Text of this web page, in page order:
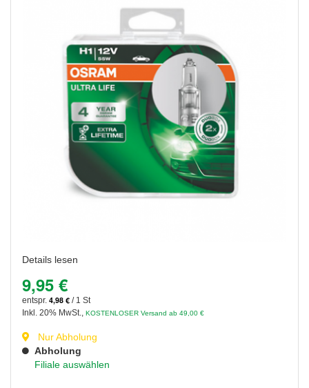
Details lesen
9,95 €
entspr. 4,98 € / 1 St
Inkl. 20% MwSt., KOSTENLOSER Versand ab 49,00 €
Nur Abholung
Abholung
Filiale auswählen